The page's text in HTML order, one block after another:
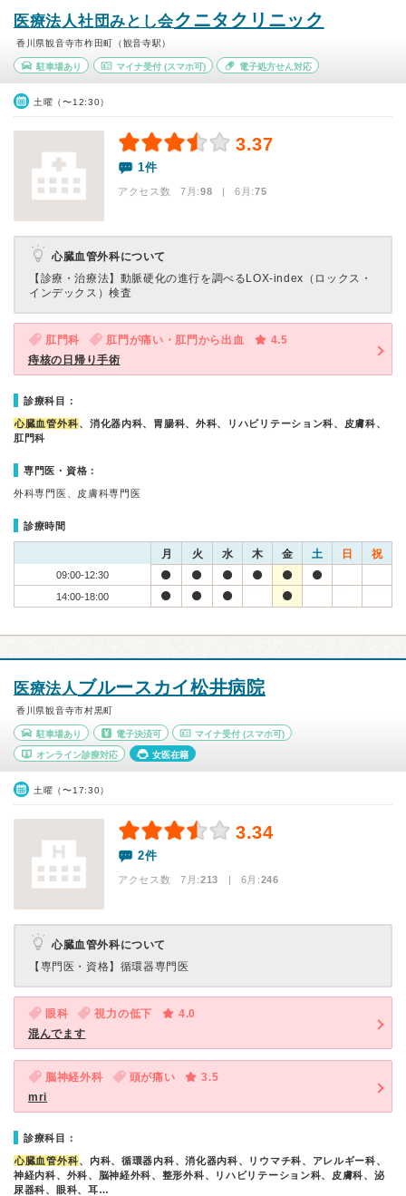
医療法人社団みとし会クニタクリニック
香川県観音寺市柞田町（観音寺駅）
駐車場あり マイナ受付(スマホ可) 電子処方せん対応
土曜（〜12:30）
3.37
1件
アクセス数 7月:98 | 6月:75
心臓血管外科について
【診療・治療法】 動脈硬化の進行を調べるLOX-index（ロックス・
インデックス）検査
肛門科 肛門が痛い・肛門から出血
4.5
痔核の日帰り手術
診療科目：
心臓血管外科、消化器内科、胃腸科、外科、リハビリテーション科、皮膚科、
肛門科
専門医・資格：
外科専門医、皮膚科専門医
診療時間
月 火 水 木 金 土 日 祝
09:00-12:30
14:00-18:00
医療法人ブルースカイ松井病院
香川県観音寺市村黒町
駐車場あり 電子決済可 マイナ受付 (スマホ可)
オンライン診療対応 女医在籍
土曜（〜17:30）
3.34
2件
アクセス数 7月:213 | 6月:246
心臓血管外科について
【専門医・資格】 循環器専門医
眼科 視力の低下
4.0
混んでます
脳神経外科 頭が痛い
3.5
mri
診療科目：
心臓血管外科、内科、循環器内科、消化器内科、リウマチ科、アレルギー科、
神経内科、外科、脳神経外科、整形外科、リハビリテーション科、皮膚科、泌
尿器科、眼科、耳…